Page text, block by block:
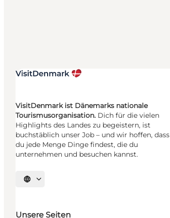
VisitDenmark ist Dänemarks nationale
Tourismusorganisation. Dich für die vielen
Highlights des Landes zu begeistern, ist
buchstäblich unser Job – und wir hoffen, dass
du jede Menge Dinge findest, die du
unternehmen und besuchen kannst.
Sprache auswählen
Unsere Seiten